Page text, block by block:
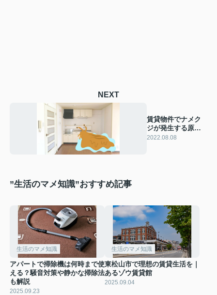
NEXT
賃貸物件でナメク
ジが発生する原因
や駆除方法・予防
2022.08.08
”生活のマメ知識”おすすめ記事
生活のマメ知識
アパートで掃除機は何時まで使
える？騒音対策や静かな掃除法
も解説
2025.09.23
生活のマメ知識
東松山市で理想の賃貸生活を｜
あるゾウ賃貸館
2025.09.04